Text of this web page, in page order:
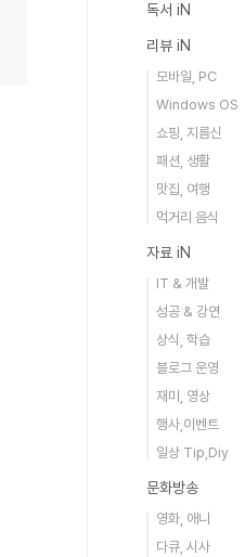
독서 iN
리뷰 iN
모바일, PC
Windows OS
쇼핑, 지름신
패션, 생활
맛집, 여행
먹거리 음식
자료 iN
IT & 개발
성공 & 강연
상식, 학습
블로그 운영
재미, 영상
행사,이벤트
일상 Tip,Diy
문화방송
영화, 애니
다큐, 시사